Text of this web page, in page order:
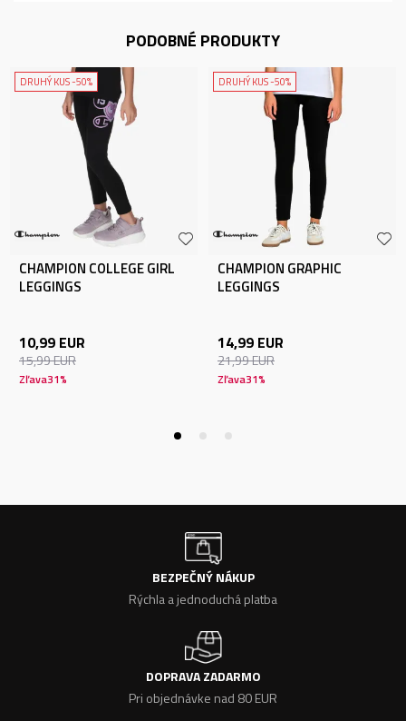
PODOBNÉ PRODUKTY
DRUHÝ KUS -50%
CHAMPION COLLEGE GIRL
LEGGINGS
10,99 EUR
15,99EUR
Zľava31%
DRUHÝ KUS -50%
CHAMPION GRAPHIC
LEGGINGS
14,99 EUR
21,99EUR
Zľava31%
BEZPEČNÝ NÁKUP
Rýchla a jednoduchá platba
DOPRAVA ZADARMO
Pri objednávke nad 80 EUR